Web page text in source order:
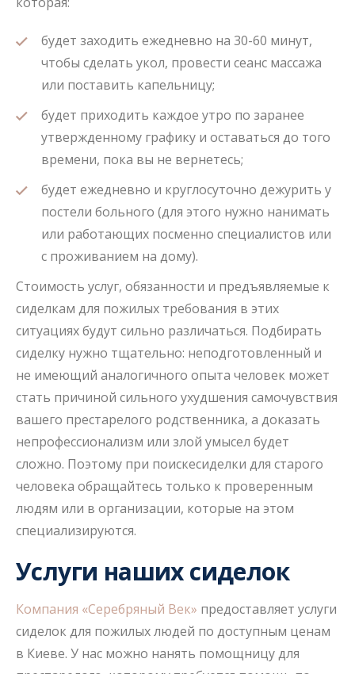
будет заходить ежедневно на 30-60 минут,
чтобы сделать укол, провести сеанс массажа
или поставить капельницу;
будет приходить каждое утро по заранее
утвержденному графику и оставаться до того
времени, пока вы не вернетесь;
будет ежедневно и круглосуточно дежурить у
постели больного (для этого нужно нанимать
или работающих посменно специалистов или
с проживанием на дому).
Стоимость услуг, обязанности и предъявляемые к
сиделкам для пожилых требования в этих
ситуациях будут сильно различаться. Подбирать
сиделку нужно тщательно: неподготовленный и
не имеющий аналогичного опыта человек может
стать причиной сильного ухудшения самочувствия
вашего престарелого родственника, а доказать
непрофессионализм или злой умысел будет
сложно. Поэтому при поискесиделки для старого
человека обращайтесь только к проверенным
людям или в организации, которые на этом
специализируются.
Услуги наших сиделок
Компания «Серебряный Век» предоставляет услуги
сиделок для пожилых людей по доступным ценам
в Киеве. У нас можно нанять помощницу для